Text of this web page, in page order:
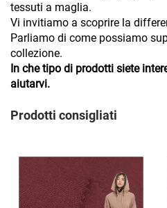
tessuti a maglia.
Vi invitiamo a scoprire la
Parliamo di come possiamo
collezione.
In che tipo di prodotti siete
aiutarvi.
Prodotti consigliati